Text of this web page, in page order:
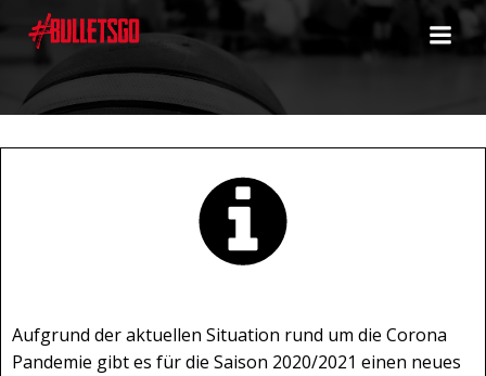
Zum
Inhalt
Aufgrund der aktuellen Situation rund um die Corona
Pandemie gibt es für die Saison 2020/2021 einen neues